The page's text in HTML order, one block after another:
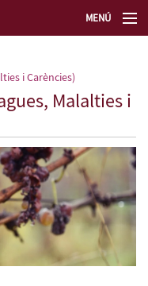
MENÚ
i Carències)
Malalties i